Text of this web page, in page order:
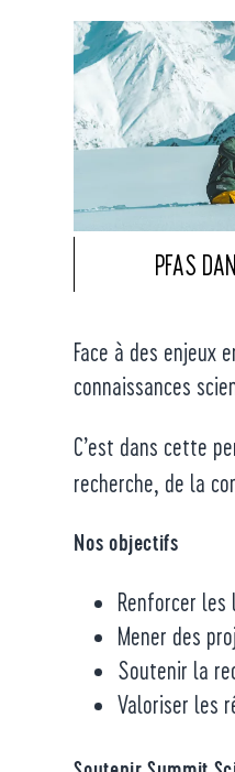
PFAS
Face à des enjeux
connaissances
C’est dans cette
recherche, de la
Nos objectifs
Renforcer les
Mener des
Soutenir la
Valoriser les